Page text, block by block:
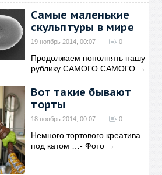
Самые маленькие
скульптуры в мире
19 ноябрь 2014, 00:07 0
Продолжаем пополнять нашу
рублику САМОГО САМОГО →
Вот такие бывают
торты
18 ноябрь 2014, 00:07 0
Немного тортового креатива
под катом …- Фото →